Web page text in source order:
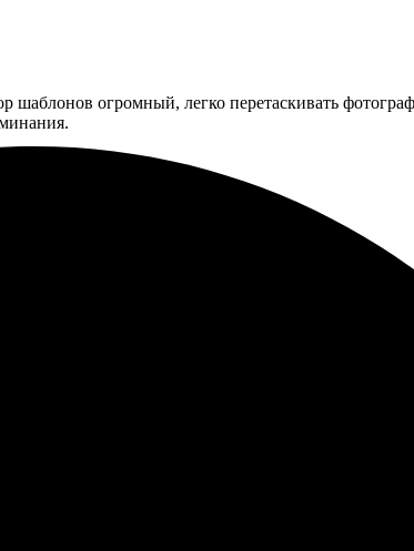
огромный, легко перетаскивать
без проблем. Результат порадовал, все сделано
фото прекрасное. Процесс оформления